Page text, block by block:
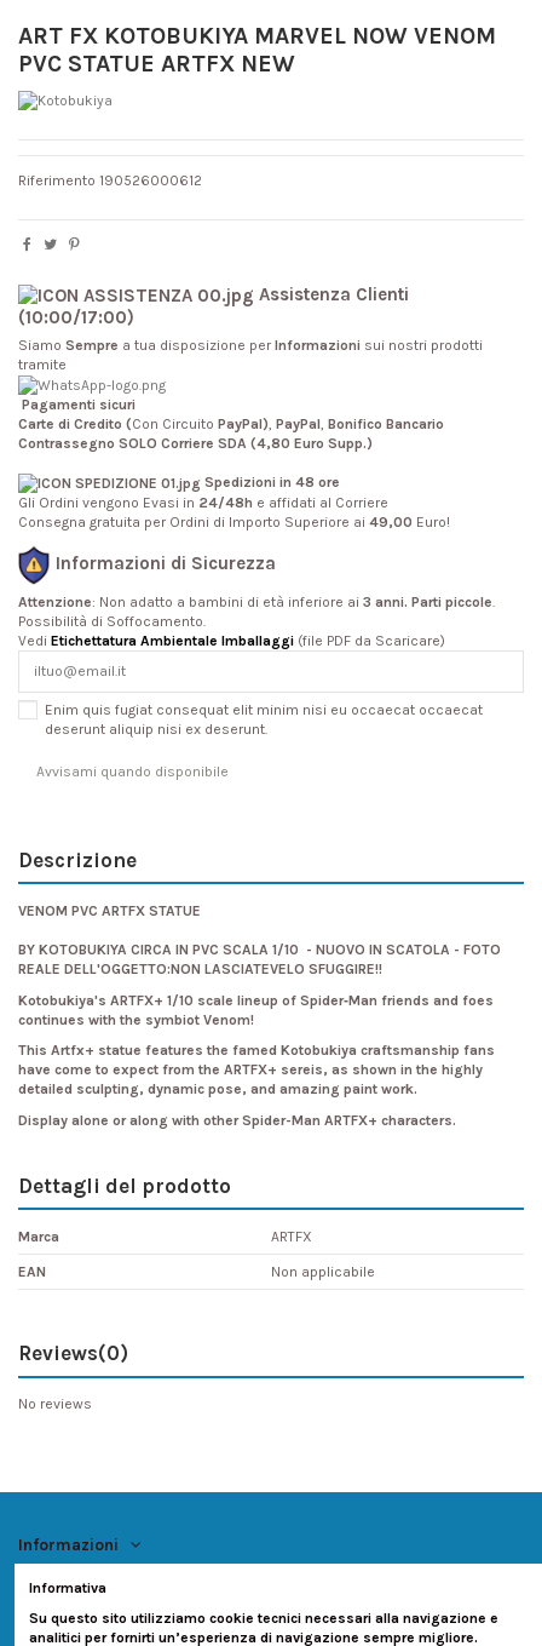
ART FX KOTOBUKIYA MARVEL NOW VENOM
PVC STATUE ARTFX NEW
Riferimento 190526000612
Assistenza Clienti
(10:00/17:00)
Siamo Sempre a tua disposizione perInformazioni sui nostri prodotti
tramite
Pagamenti sicuri
Carte di Credito (Con Circuito PayPal), PayPal, Bonifico Bancario
Contrassegno SOLO Corriere SDA (4,80 Euro Supp.)
Spedizioni in 48 ore
Gli Ordini vengono Evasi in 24/48h e affidati al Corriere
Consegna gratuita per Ordini di Importo Superiore ai 49,00 Euro!
Informazioni di Sicurezza
Attenzione: Non adatto a bambini di età inferiore ai 3 anni. Parti piccole.
Possibilità di Soffocamento.
Vedi Etichettatura Ambientale Imballaggi (file PDF da Scaricare)
Enim quis fugiat consequat elit minim nisi eu occaecat occaecat
deserunt aliquip nisi ex deserunt.
Descrizione
VENOM PVC ARTFX STATUE
BY KOTOBUKIYA CIRCA IN PVC SCALA 1/10 - NUOVO IN SCATOLA - FOTO
REALE DELL'OGGETTO:NON LASCIATEVELO SFUGGIRE!!
Kotobukiya's ARTFX+ 1/10 scale lineup of Spider‐Man friends and foes
continues with the symbiot Venom!
This Artfx+ statue features the famed Kotobukiya craftsmanship fans
have come to expect from the ARTFX+ sereis, as shown in the highly
detailed sculpting, dynamic pose, and amazing paint work.
Display alone or along with other Spider-Man ARTFX+ characters.
Dettagli del prodotto
Marca ARTFX
EAN Non applicabile
Reviews(0)
No reviews
Informazioni
Informativa
Su questo sito utilizziamo cookie tecnici necessari alla navigazione e
analitici per fornirti un’esperienza di navigazione sempre migliore.